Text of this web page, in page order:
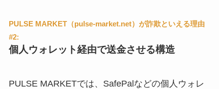
PULSE MARKET（pulse-market.net）が詐欺といえる理由
#2:
個人ウォレット経由で送金させる構造
PULSE MARKETでは、SafePalなどの個人ウォレ